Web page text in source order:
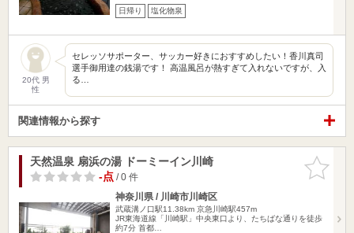
日帰り 塩化物泉
20代 男
性
セレッソサポーター、サッカー好きにおすすめしたい！香川真司
選手御用達の銭湯です！ 高温風呂が熱すぎて入れないですが、入
る…
関連情報から探す
お気に入
りに追加
天然温泉 扇浜の湯 ドーミーイン川崎
-点/ 0 件
神奈川県 / 川崎市川崎区
武蔵溝ノ口駅11.38km 京急川崎駅457m
JR東海道線「川崎駅」中央東口より、たちばな通りを徒歩
約7分 首都…